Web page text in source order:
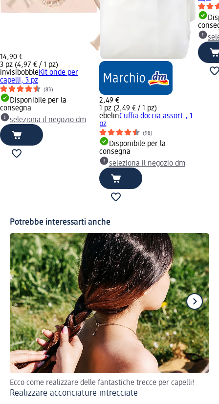
14,90 €
3 pz (4,97 € / 1 pz)
invisibobbleKit onde per
capelli, 3 pz
(83)
Disponibile per la
consegna
seleziona il negozio dm
2,49 €
1 pz (2,49 € / 1 pz)
ebelinCuffia doccia assort., 1
pz
(98)
Disponibile per la
consegna
seleziona il negozio dm
Potrebbe interessarti anche
Ecco come realizzare delle fantastiche trecce per capelli!
Realizzare acconciature intrecciate